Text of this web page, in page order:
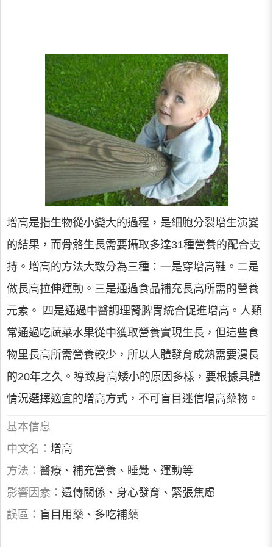
增高是指生物從小變大的過程，是細胞分裂增生演變
的結果，而骨骼生長需要攝取多達31種營養的配合支
持。增高的方法大致分為三種：一是穿增高鞋。二是
做長高拉伸運動。三是通過食品補充長高所需的營養
元素。 四是通過中醫調理腎脾胃統合促進增高。人類
常通過吃蔬菜水果從中獲取營養實現生長，但這些食
物里長高所需營養較少，所以人體發育成熟需要漫長
的20年之久。導致身高矮小的原因多樣，要根據具體
情況選擇適宜的增高方式，不可盲目迷信增高藥物。
基本信息
中文名： 增高
方法： 醫療、補充營養、睡覺、運動等
影響因素： 遺傳關係、身心發育、緊張焦慮
誤區： 盲目用藥、多吃補藥